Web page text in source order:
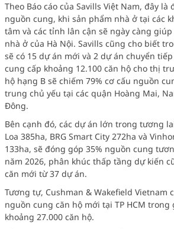
Theo Báo cáo của Savills Việt Nam, đây
nguồn cung, khi sản phẩm nhà ở tại các
tâm và các tỉnh lân cận sẽ ngày càng
nhà ở của Hà Nội. Savills cũng cho biết
sẽ có 15 dự án mới và 2 dự án chuyển
cung cấp khoảng 12.100 căn hộ cho thị
hộ hạng B sẽ chiếm 79% cơ cấu nguồn
trung chủ yếu tại các quận Hoàng Mai,
Đông.
Bên cạnh đó, các dự án lớn trong tương
Loa 385ha, BRG Smart City 272ha và
133ha, sẽ đóng góp 35% nguồn cung
năm 2026, phân khúc thấp tầng dự kiến
căn mới từ 37 dự án.
Tương tự, Cushman & Wakefield Vietnam
nguồn cung căn hộ mới tại TP HCM trong
khoảng 27.000 căn hộ.